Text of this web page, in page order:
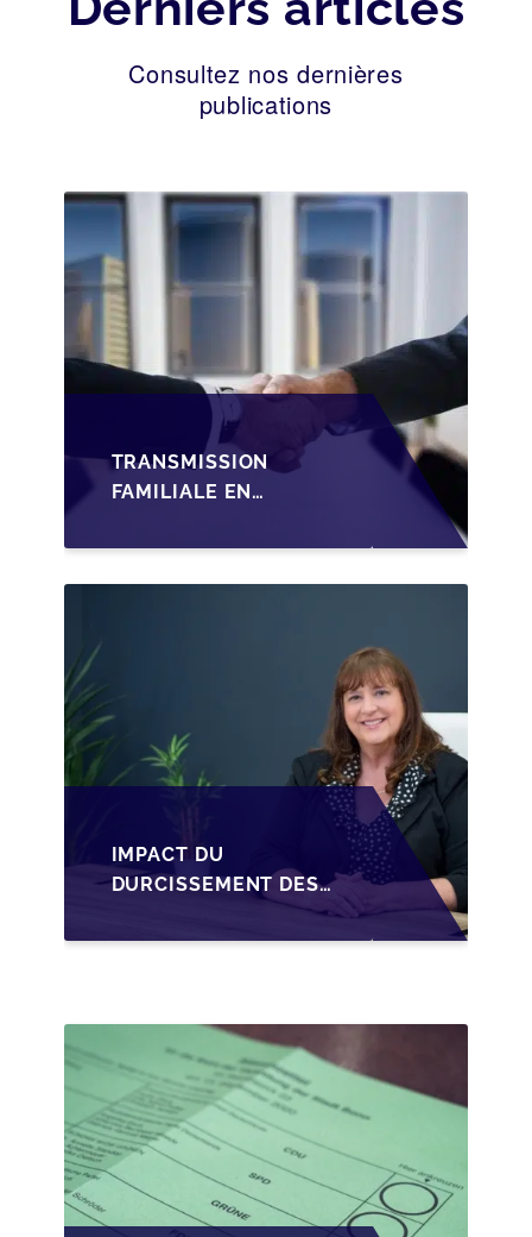
Consultez nos dernières
publications
TRANSMISSION
FAMILIALE EN
STRUCTURER LA
CESSION DES PARTS
IMPACT DU
DURCISSEMENT DES
CRÉDIT SUR LA